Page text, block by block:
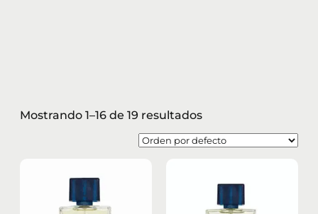
Mostrando 1–16 de 19 resultados